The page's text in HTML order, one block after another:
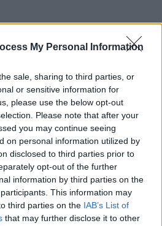
My Personal Information
sale, sharing to third parties, or
or sensitive information for
please use the below opt-out
Please note that after your
you may continue seeing
on personal information utilized by
disclosed to third parties prior to
opt-out of the further
information by third parties on the
This information may
third parties on the IAB’s List of
that may further disclose it to other
mettez les 4 citrons et
l’huile de graine de lin, le miel
le mélange résultant dans un
votre bocal.
à soupe du mélange pendant
repas. Vous avez besoin de
par jour toujours avant les
permettra d’améliorer votre santé
à de nombreuses